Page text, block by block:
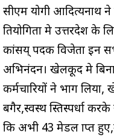
सीएम योगी आदित्यनाथ
प्रतियोगिता मे
कांसय् पदक विजेता इन
अभिनंदन। खेलकूद मे
कर्मचारियों ने भाग
बगैर,स्वस्थ प्रस्तिस्पर्धा
कि अभी 43 मेडल प्राप्त